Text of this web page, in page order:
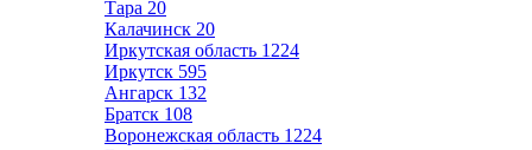
Тара 20
Калачинск 20
Иркутская область 1224
Иркутск 595
Ангарск 132
Братск 108
Воронежская область 1224